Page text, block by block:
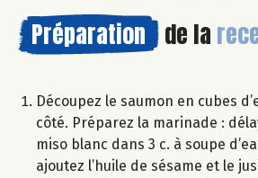
Préparation de la
Découpez le saumon en cubes
côté. Préparez la marinade :
miso blanc dans 3 c. à soupe
ajoutez l’huile de sésame et le